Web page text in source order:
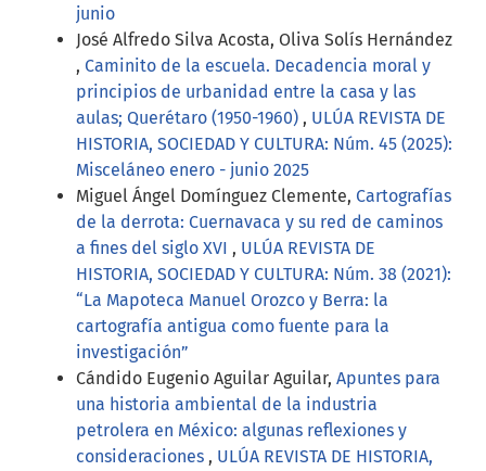
junio
José Alfredo Silva Acosta, Oliva Solís Hernández
, Caminito de la escuela. Decadencia moral y
principios de urbanidad entre la casa y las
aulas; Querétaro (1950-1960) , ULÚA REVISTA DE
HISTORIA, SOCIEDAD Y CULTURA: Núm. 45 (2025):
Misceláneo enero - junio 2025
Miguel Ángel Domínguez Clemente, Cartografías
de la derrota: Cuernavaca y su red de caminos
a fines del siglo XVI , ULÚA REVISTA DE
HISTORIA, SOCIEDAD Y CULTURA: Núm. 38 (2021):
“La Mapoteca Manuel Orozco y Berra: la
cartografía antigua como fuente para la
investigación”
Cándido Eugenio Aguilar Aguilar, Apuntes para
una historia ambiental de la industria
petrolera en México: algunas reflexiones y
consideraciones , ULÚA REVISTA DE HISTORIA,